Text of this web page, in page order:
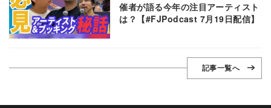
催者が語る今年の注目アーティスト
は？【#FJPodcast 7月19日配信】
記事一覧へ